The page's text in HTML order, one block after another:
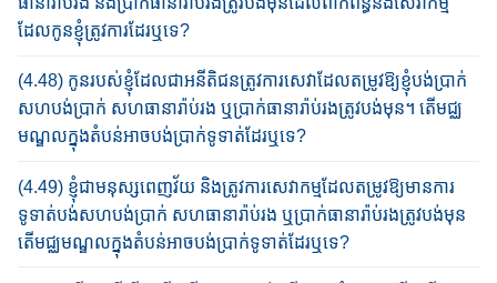
ដែលកូនខ្ញុំ​ត្រូវការដែរឬទេ​?
(4.48) កូន​របស់ខ្ញុំដែលជាអនីតិជន​ត្រូវ​ការ​​​​​សេវា​ដែល​តម្រូវ​ឱ្យខ្ញុំ​បង់ប្រាក់​
សហបង់​ប្រា​ក់ សហធានារ៉ាប់រង​ ឬ​ប្រាក់ធានារ៉ាប់រង​ត្រូវ​បង់​មុន​។ តើ​​មជ្ឈ​
មណ្ឌល​ក្នុង​តំបន់អាច​បង់​ប្រាក់ទូទាត់ដែរឬទេ​?
(4.49) ខ្ញុំ​ជាមនុស្សពេញវ័យ​ និង​ត្រូវការ​សេវាកម្មដែល​តម្រូវ​​ឱ្យមានការ
ទូទាត់​បង់​សហបង់ប្រាក់ សហធានារ៉ាប់រង​ ឬ​ប្រាក់​ធានារ៉ាប់រង​ត្រូវបង់មុន​
តើ​​មជ្ឈ​មណ្ឌល​ក្នុង​តំបន់អាច​បង់​ប្រាក់ទូទាត់ដែរឬទេ​?​